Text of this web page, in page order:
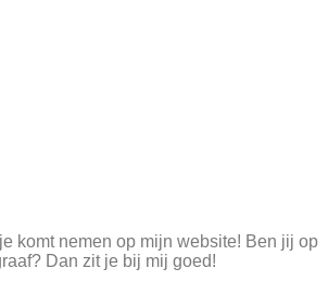
komt nemen op mijn website! Ben jij op
Dan zit je bij mij goed!